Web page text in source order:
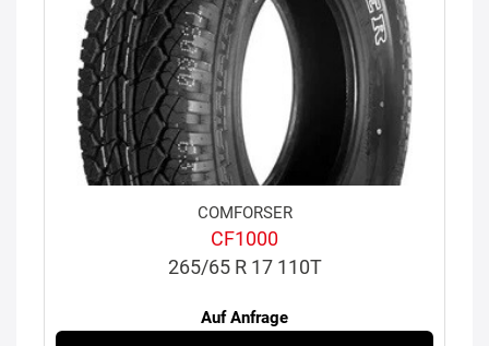
COMFORSER
CF1000
265/65 R 17 110T
Auf Anfrage